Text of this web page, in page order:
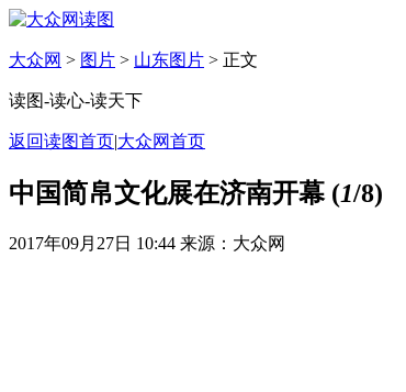
大众网 > 图片 > 山东图片 > 正文
读图-读心-读天下
返回读图首页|大众网首页
中国简帛文化展在济南开幕(1/8)
2017年09月27日 10:44 来源：大众网